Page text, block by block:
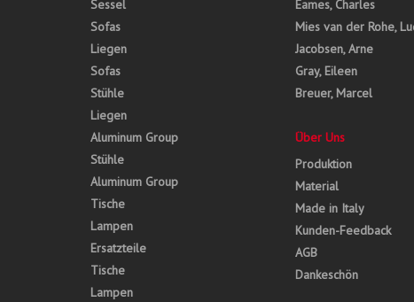
Sessel
Sofas
Liegen
Sofas
Stühle
Liegen
Aluminum Group
Stühle
Aluminum Group
Tische
Lampen
Ersatzteile
Tische
Lampen
Eames, Charles
Mies van der Rohe,
Jacobsen, Arne
Gray, Eileen
Breuer, Marcel
Über Uns
Produktion
Material
Made in Italy
Kunden-Feedback
AGB
Dankeschön